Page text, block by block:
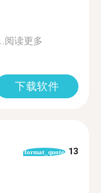
阅读更多
下载软件
format_quote 13